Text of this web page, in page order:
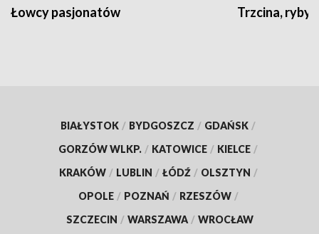
Łowcy pasjonatów Trzcina, ryby
BIAŁYSTOK / BYDGOSZCZ / GDAŃSK /
GORZÓW WLKP. / KATOWICE / KIELCE /
KRAKÓW / LUBLIN / ŁÓDŹ / OLSZTYN /
OPOLE / POZNAŃ / RZESZÓW /
SZCZECIN / WARSZAWA / WROCŁAW